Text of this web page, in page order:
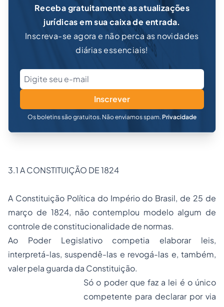
Receba gratuitamente as atualizações
jurídicas em sua caixa de entrada.
Inscreva-se agora e não perca as novidades
diárias essenciais!
Inscrever
Os boletins são gratuitos. Não enviamos spam. Privacidade
3.1 A CONSTITUIÇÃO DE 1824
A Constituição Política do Império do Brasil, de 25 de
março de 1824, não contemplou modelo algum de
controle de constitucionalidade de normas.
Ao Poder Legislativo competia elaborar leis,
interpretá-las, suspendê-las e revogá-las e, também,
valer pela guarda da Constituição.
Só o poder que faz a lei é o único
competente para declarar por via